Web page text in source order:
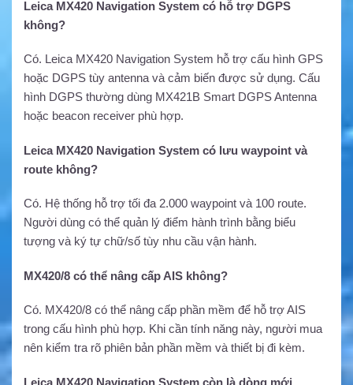
Leica MX420 Navigation System có hỗ trợ DGPS
không?
Có. Leica MX420 Navigation System hỗ trợ cấu hình GPS
hoặc DGPS tùy antenna và cảm biến được sử dụng. Cấu
hình DGPS thường dùng MX421B Smart DGPS Antenna
hoặc beacon receiver phù hợp.
Leica MX420 Navigation System có lưu waypoint và
route không?
Có. Hệ thống hỗ trợ tối đa 2.000 waypoint và 100 route.
Người dùng có thể quản lý điểm hành trình bằng biểu
tượng và ký tự chữ/số tùy nhu cầu vận hành.
MX420/8 có thể nâng cấp AIS không?
Có. MX420/8 có thể nâng cấp phần mềm để hỗ trợ AIS
trong cấu hình phù hợp. Khi cần tính năng này, người mua
nên kiểm tra rõ phiên bản phần mềm và thiết bị đi kèm.
Leica MX420 Navigation System còn là dòng mới